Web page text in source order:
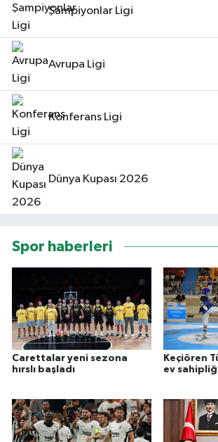
Şampiyonlar Ligi
Avrupa Ligi
Konferans Ligi
Dünya Kupası 2026
Spor haberleri
Carettalar yeni sezona
hırslı başladı
Keçiören
ev